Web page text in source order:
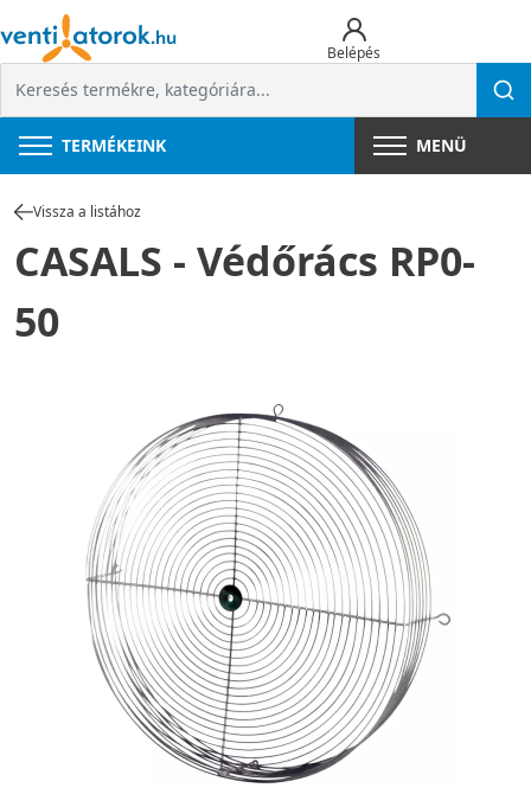
Belépés
TERMÉKEINK MENÜ
Vissza a listához
CASALS - Védőrács RP0-
50